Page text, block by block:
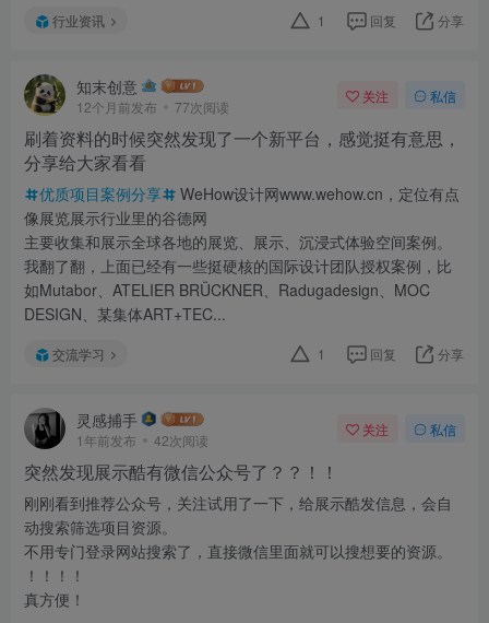
行业资讯 1 回复 分享
知末创意
12个月前发布 77次阅读
关注 私信
刷着资料的时候突然发现了一个新平台，感觉挺有意思，
分享给大家看看
优质项目案例分享
WeHow设计网www.wehow.cn，定位有点
像展览展示行业里的谷德网
主要收集和展示全球各地的展览、展示、沉浸式体验空间案例。
我翻了翻，上面已经有一些挺硬核的国际设计团队授权案例，比
如Mutabor、ATELIER BRÜCKNER、Radugadesign、MOC
DESIGN、某集体ART+TEC...
交流学习 1 回复 分享
灵感捕手
1年前发布 42次阅读
关注 私信
突然发现展示酷有微信公众号了？？！！
刚刚看到推荐公众号，关注试用了一下，给展示酷发信息，会自
动搜索筛选项目资源。
不用专门登录网站搜索了，直接微信里面就可以搜想要的资源。
！！！！
真方便！